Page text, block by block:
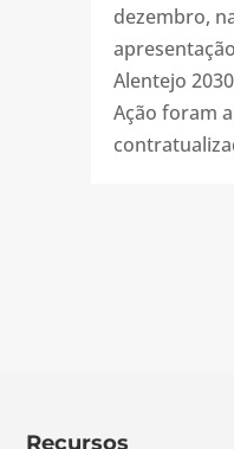
dezembro,
Alentejo
Ação foram
Recursos